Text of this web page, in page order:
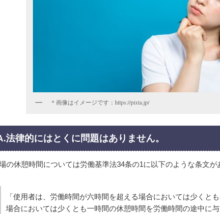
＊画像はイメージです：https://pixta.jp/
法律的にはとくに問題はありません。
の休憩時間については労働基準法34条の1に以下のような条文が
「使用者は、労働時間が六時間を超える場合においては少くと
場合においては少くとも一時間の休憩時間を労働時間の途中に与